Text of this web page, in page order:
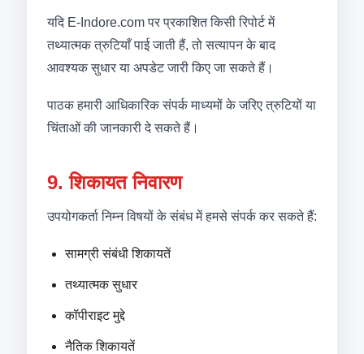
यदि E-Indore.com पर प्रकाशित किसी रिपोर्ट में
तथ्यात्मक त्रुटियाँ पाई जाती हैं, तो सत्यापन के बाद
आवश्यक सुधार या अपडेट जारी किए जा सकते हैं।
पाठक हमारी आधिकारिक संपर्क माध्यमों के जरिए त्रुटियों या
चिंताओं की जानकारी दे सकते हैं।
9. शिकायत निवारण
उपयोगकर्ता निम्न विषयों के संबंध में हमसे संपर्क कर सकते हैं:
सामग्री संबंधी शिकायतें
तथ्यात्मक सुधार
कॉपीराइट मुद्दे
नैतिक शिकायतें